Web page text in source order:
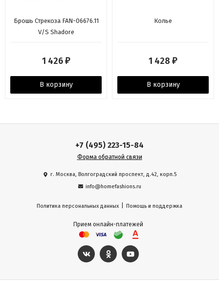
Брошь Стрекоза FAN-06676.11
V/S Shadore
1 426 ₽
В корзину
Колье
1 428 ₽
В корзину
+7 (495) 223-15-84
Форма обратной связи
г. Москва, Волгоградский проспект, д.42, корп.5
info@homefashions.ru
Политика персональных данных Помощь и поддержка
Прием онлайн-платежей